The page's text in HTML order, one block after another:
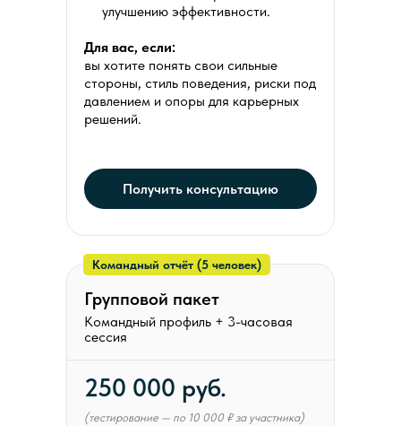
250 000 руб.
Командный профиль + 3-часовая
сессия
(тестирование — по 10 000 ₽ за участника)
Групповой пакет
Командный отчёт (5 человек)
улучшению эффективности.
Для вас, если:
вы хотите понять свои сильные
стороны, стиль поведения, риски под
давлением и опоры для карьерных
решений.
Получить консультацию